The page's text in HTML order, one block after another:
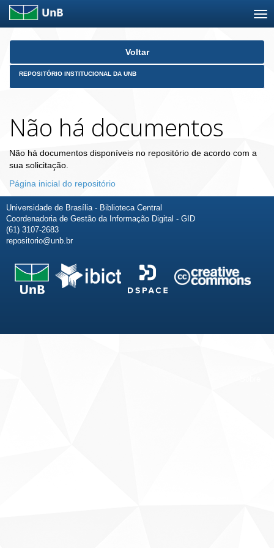
Skip
Voltar
REPOSITÓRIO INSTITUCIONAL DA UNB
Não há documentos
Não há documentos disponíveis no repositório de acordo com a
sua solicitação.
Página inicial do repositório
Universidade de Brasília - Biblioteca Central
Coordenadoria de Gestão da Informação Digital - GID
(61) 3107-2683
repositorio@unb.br